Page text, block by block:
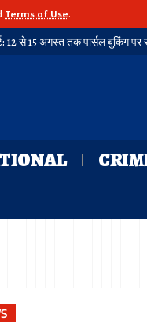
Terms of Use.